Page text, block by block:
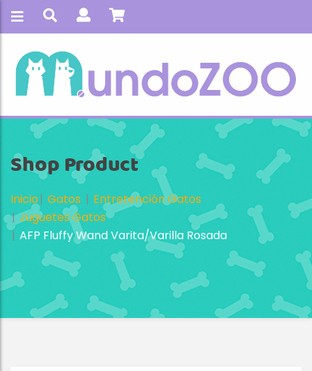
Shop Product
Inicio Gatos
Entretención Gatos
Juguetes Gatos
AFP Fluffy Wand Varita/Varilla Rosada